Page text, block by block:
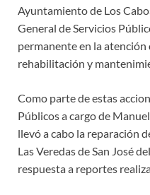
Ayuntamiento de Los
General de Servicios
permanente en la
rehabilitación y
Como parte de estas
Públicos a cargo de
llevó a cabo la reparación
Las Veredas de San José
respuesta a reportes